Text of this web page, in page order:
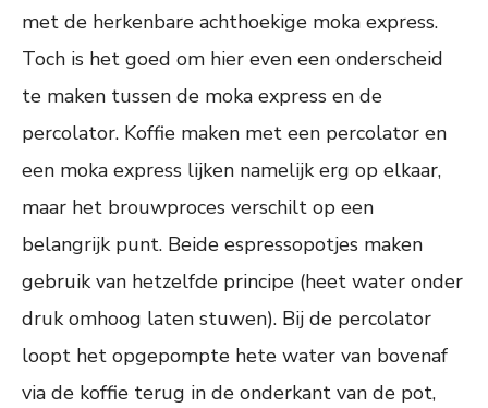
met de herkenbare achthoekige moka express.
Toch is het goed om hier even een onderscheid
te maken tussen de moka express en de
percolator. Koffie maken met een percolator en
een moka express lijken namelijk erg op elkaar,
maar het brouwproces verschilt op een
belangrijk punt. Beide espressopotjes maken
gebruik van hetzelfde principe (heet water onder
druk omhoog laten stuwen). Bij de percolator
loopt het opgepompte hete water van bovenaf
via de koffie terug in de onderkant van de pot,